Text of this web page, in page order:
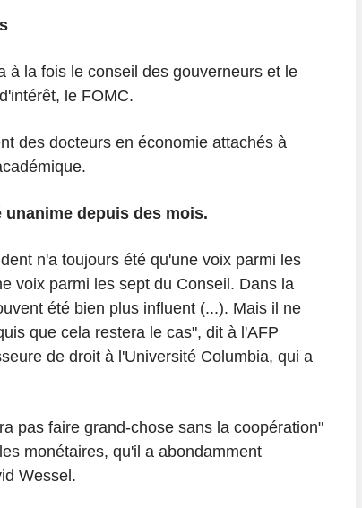
à la fois le conseil des gouverneurs et le
le FOMC.
des docteurs en économie attachés à
unanime depuis des mois.
n'a toujours été qu'une voix parmi les
voix parmi les sept du Conseil. Dans la
été bien plus influent (...). Mais il ne
que cela restera le cas", dit à l'AFP
de droit à l'Université Columbia, qui a
pas faire grand-chose sans la coopération"
monétaires, qu'il a abondamment
Wessel.